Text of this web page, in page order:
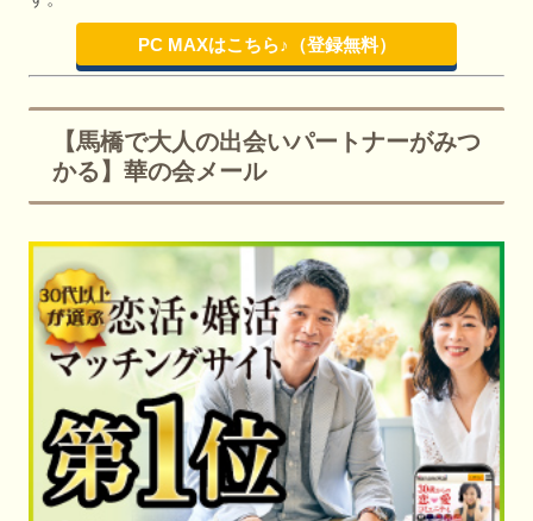
PC MAXはこちら♪（登録無料）
【馬橋で大人の出会いパートナーがみつ
かる】華の会メール